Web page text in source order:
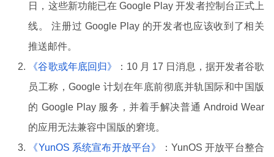
日，这些新功能已在 Google Play 开发者控制台正式上
线。 注册过 Google Play 的开发者也应该收到了相关
推送邮件。
《谷歌或年底回归》
：10 月 17 日消息，据开发者谷歌
员工称，Google 计划在年底前彻底并轨国际和中国版
的 Google Play 服务，并着手解决普通 Android Wear
的应用无法兼容中国版的窘境。
《YunOS 系统宣布开放平台》
：YunOS 开放平台整合